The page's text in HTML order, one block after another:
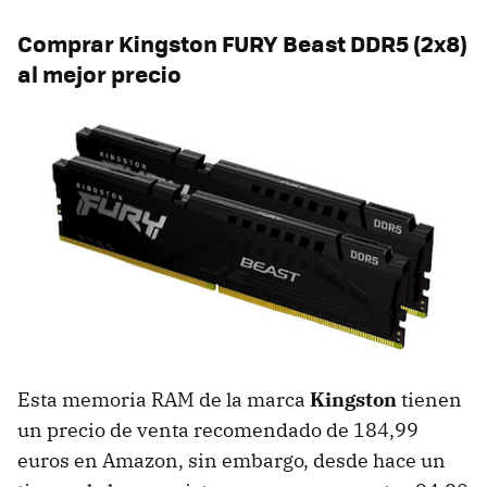
Comprar Kingston FURY Beast DDR5 (2x8)
al mejor precio
Esta memoria RAM de la marca Kingstontienen
un precio de venta recomendado de 184,99
euros en Amazon, sin embargo, desde hace un